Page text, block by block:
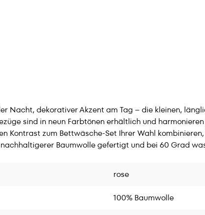
Nacht, dekorativer Akzent am Tag – die kleinen,
sind in neun Farbtönen erhältlich und
Kontrast zum Bettwäsche-Set Ihrer Wahl
Baumwolle gefertigt und bei 60 Grad
rose
100% Baumwolle